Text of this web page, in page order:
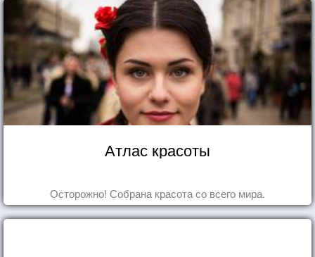
Атлас красоты
Осторожно! Собрана красота со всего мира.